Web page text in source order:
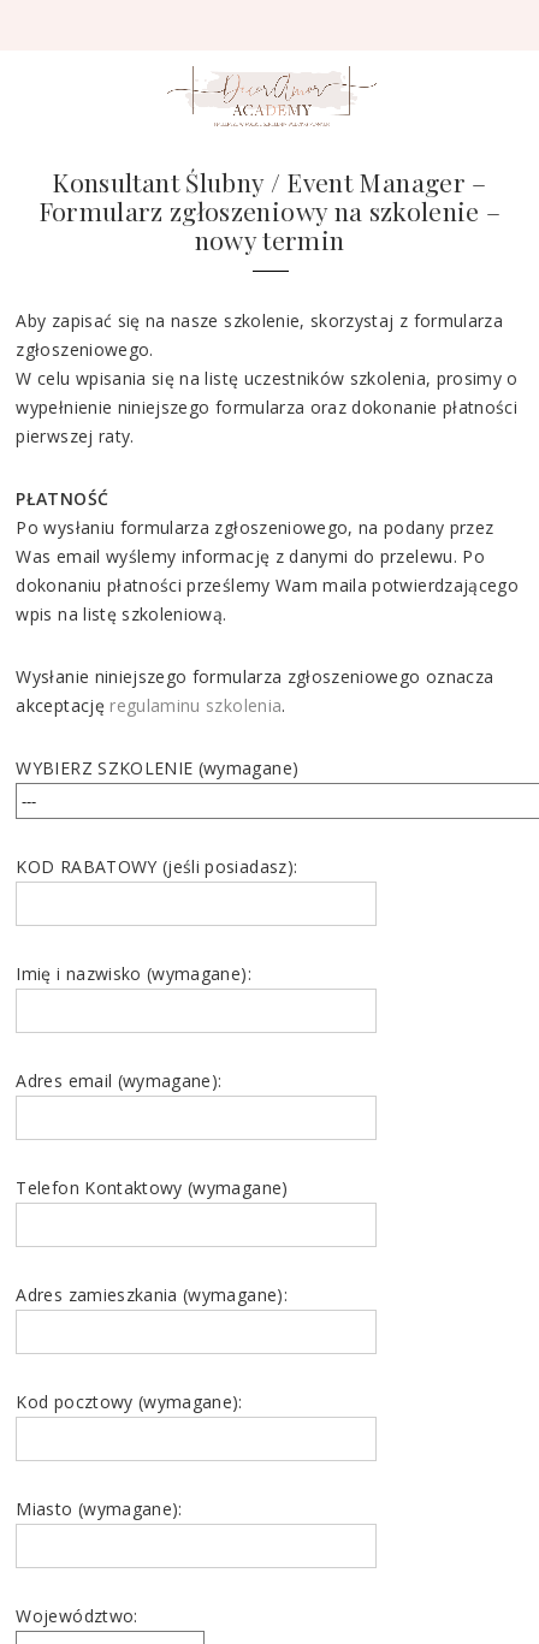
Konsultant Ślubny / Event Manager –
Formularz zgłoszeniowy na szkolenie –
nowy termin
Aby zapisać się na nasze szkolenie, skorzystaj z formularza
zgłoszeniowego.
W celu wpisania się na listę uczestników szkolenia, prosimy o
wypełnienie niniejszego formularza oraz dokonanie płatności
pierwszej raty.
PŁATNOŚĆ
Po wysłaniu formularza zgłoszeniowego, na podany przez
Was email wyślemy informację z danymi do przelewu. Po
dokonaniu płatności prześlemy Wam maila potwierdzającego
wpis na listę szkoleniową.
Wysłanie niniejszego formularza zgłoszeniowego oznacza
akceptację regulaminu szkolenia.
WYBIERZ SZKOLENIE (wymagane)
KOD RABATOWY (jeśli posiadasz):
Imię i nazwisko (wymagane):
Adres email (wymagane):
Telefon Kontaktowy (wymagane)
Adres zamieszkania (wymagane):
Kod pocztowy (wymagane):
Miasto (wymagane):
Województwo: